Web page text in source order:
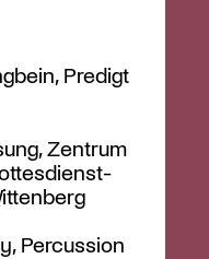
Predigt
Zentrum
Percussion